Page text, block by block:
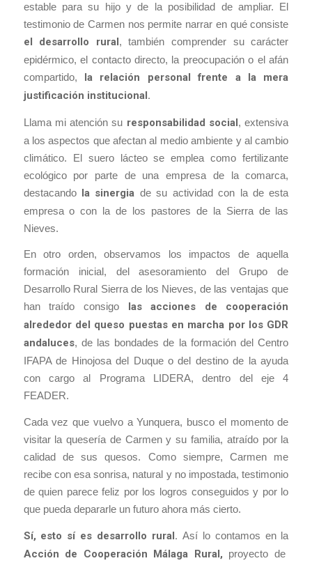
estable para su hijo y de la posibilidad de ampliar. El
testimonio de Carmen nos permite narrar en qué consiste
el desarrollo rural, también comprender su carácter
epidérmico, el contacto directo, la preocupación o el afán
compartido, la relación personal frente a la mera
justificación institucional.
Llama mi atención su responsabilidad social, extensiva
a los aspectos que afectan al medio ambiente y al cambio
climático. El suero lácteo se emplea como fertilizante
ecológico por parte de una empresa de la comarca,
destacando la sinergia de su actividad con la de esta
empresa o con la de los pastores de la Sierra de las
Nieves.
En otro orden, observamos los impactos de aquella
formación inicial, del asesoramiento del Grupo de
Desarrollo Rural Sierra de los Nieves, de las ventajas que
han traído consigo
las acciones de cooperación
alrededor del queso puestas en marcha por los GDR
andaluces, de las bondades de la formación del Centro
IFAPA de Hinojosa del Duque o del destino de la ayuda
con cargo al Programa LIDERA, dentro del eje 4
FEADER.
Cada vez que vuelvo a Yunquera, busco el momento de
visitar la quesería de Carmen y su familia, atraído por la
calidad de sus quesos. Como siempre, Carmen me
recibe con esa sonrisa, natural y no impostada, testimonio
de quien parece feliz por los logros conseguidos y por lo
que pueda depararle un futuro ahora más cierto.
Sí, esto sí es desarrollo rural. Así lo contamos en la
Acción de Cooperación Málaga Rural, proyecto de